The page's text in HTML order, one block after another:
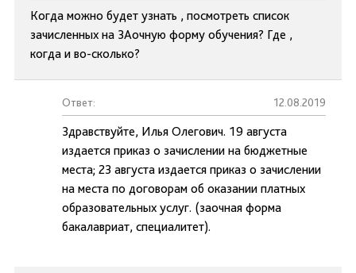
Когда можно будет узнать , посмотреть список
зачисленных на ЗАочную форму обучения? Где ,
когда и во-сколько?
Ответ: 12.08.2019
Здравствуйте, Илья Олегович. 19 августа
издается приказ о зачислении на бюджетные
места; 23 августа издается приказ о зачислении
на места по договорам об оказании платных
образовательных услуг. (заочная форма
бакалавриат, специалитет).